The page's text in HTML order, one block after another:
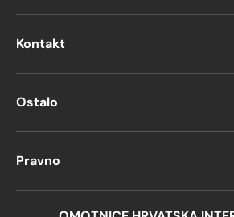
Standardne veličine
130 x 180 mm)
Kontakt
Ostalo
Pravno